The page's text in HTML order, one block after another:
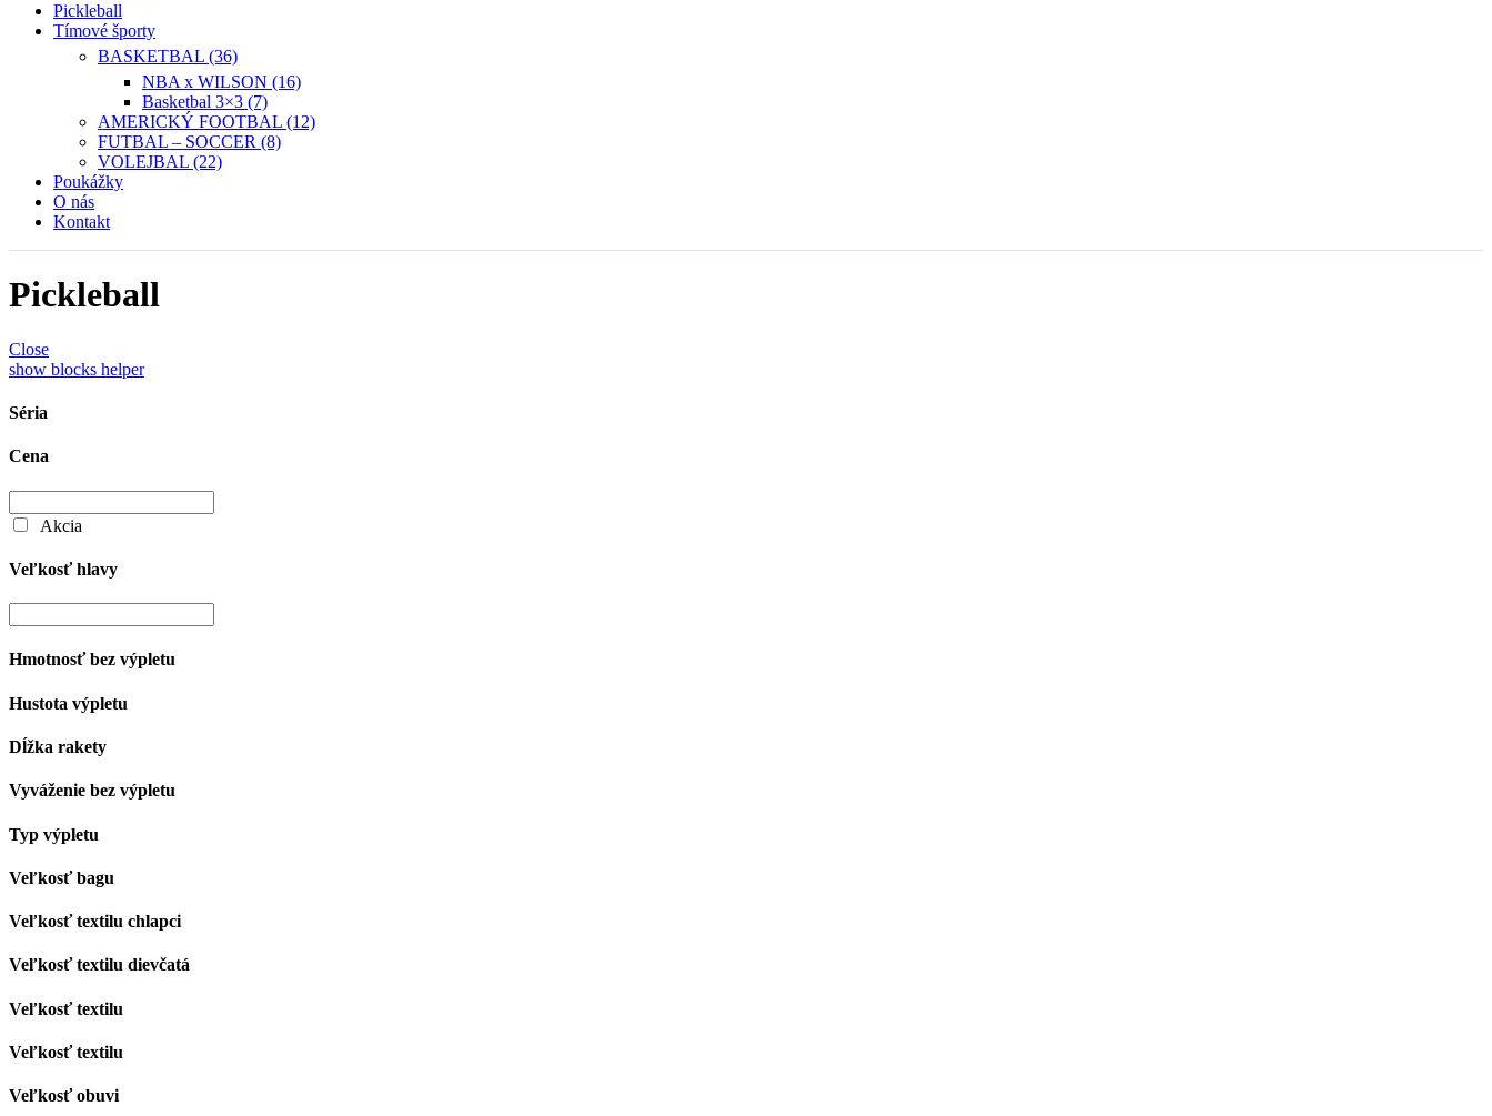
Pickleball
Tímové športy
BASKETBAL (36)
NBA x WILSON (16)
Basketbal 3×3 (7)
AMERICKÝ FOOTBAL (12)
FUTBAL – SOCCER (8)
VOLEJBAL (22)
Poukážky
O nás
Kontakt
Pickleball
Close
show blocks helper
Séria
Cena
Akcia
Veľkosť hlavy
Hmotnosť bez výpletu
Hustota výpletu
Dĺžka rakety
Vyváženie bez výpletu
Typ výpletu
Veľkosť bagu
Veľkosť textilu chlapci
Veľkosť textilu dievčatá
Veľkosť textilu
Veľkosť textilu
Veľkosť obuvi